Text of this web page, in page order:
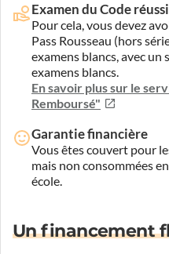
Examen du Code
Pour cela, vous devez
Pass Rousseau (hors
examens blancs, avec
examens blancs.
En savoir plus sur le
Remboursé"
Garantie financière
Vous êtes couvert pour
mais non consommées
école.
Un financement